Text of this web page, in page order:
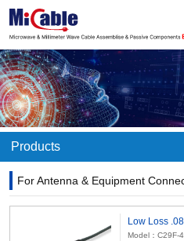
Products
For Antenna & Equipment
Low Loss
Model：C29F-